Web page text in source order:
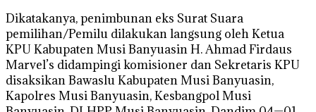
Dikatakanya, penimbunan eks Surat Suara
pemilihan/Pemilu dilakukan langsung oleh Ketua
KPU Kabupaten Musi Banyuasin H. Ahmad Firdaus
Marvel’s didampingi komisioner dan Sekretaris KPU
disaksikan Bawaslu Kabupaten Musi Banyuasin,
Kapolres Musi Banyuasin, Kesbangpol Musi